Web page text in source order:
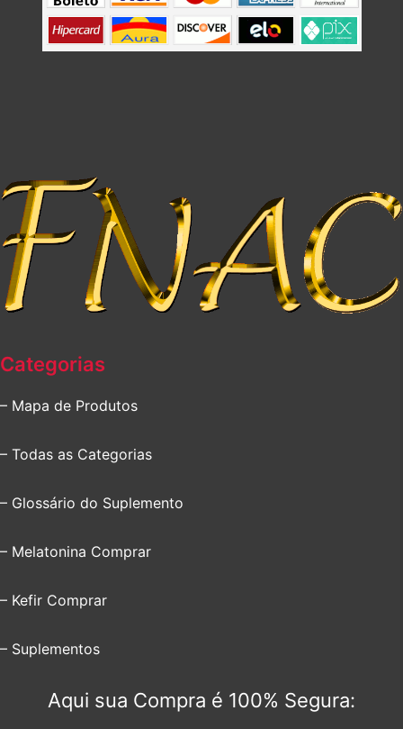
Categorias
– Mapa de Produtos
– Todas as Categorias
– Glossário do Suplemento
– Melatonina Comprar
– Kefir Comprar
– Suplementos
Aqui sua Compra é 100% Segura: